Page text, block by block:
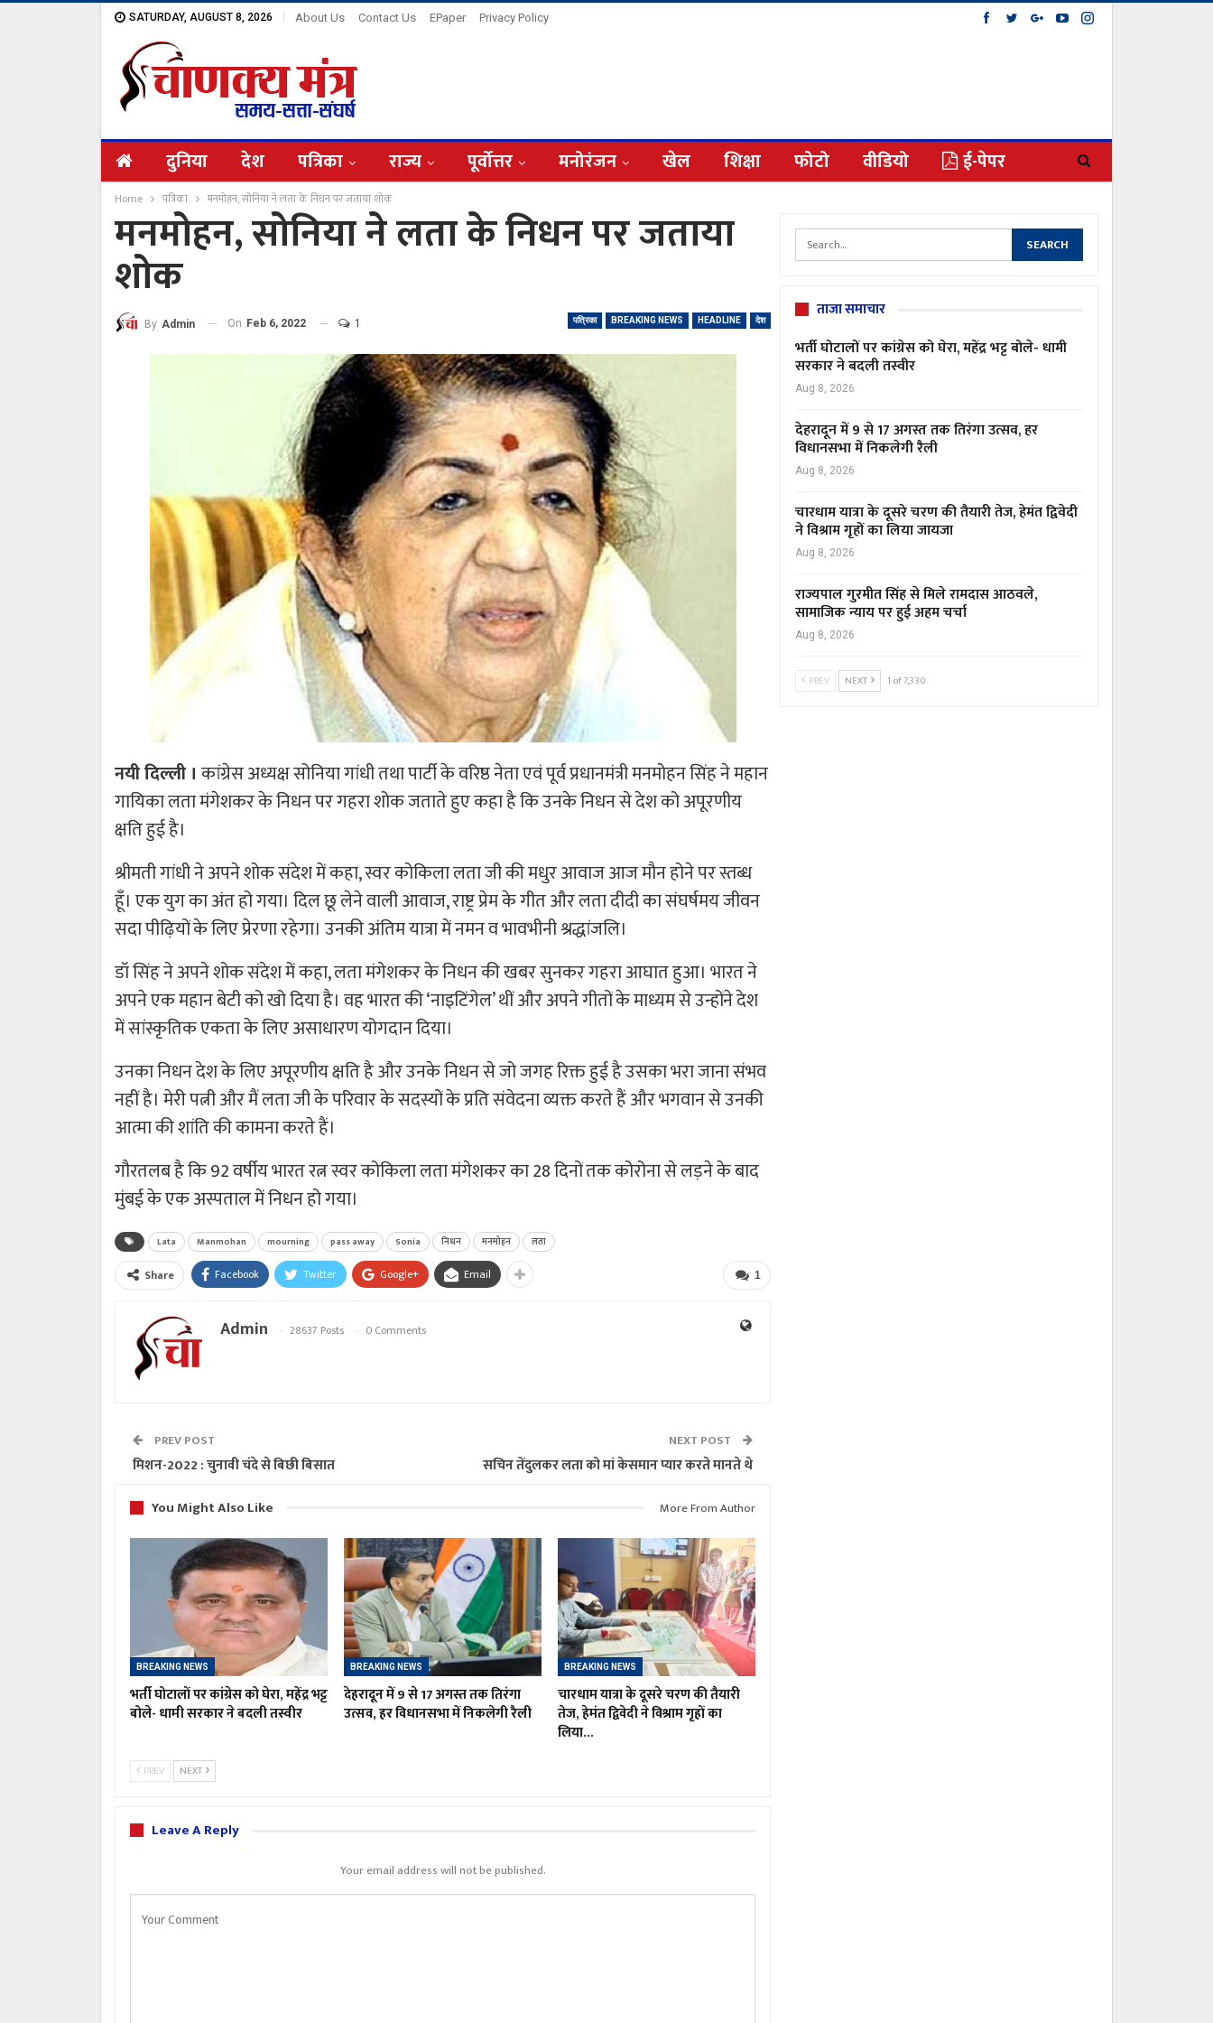
SATURDAY, AUGUST 8, 2026 About Us Contact Us EPaper Privacy Policy
दुनिया देश पत्रिका राज्य पूर्वोत्तर मनोरंजन खेल शिक्षा फोटो वीडियो ई-पेपर
Home पत्रिका मनमोहन, सोनिया ने लता के निधन पर जताया शोक
मनमोहन, सोनिया ने लता के निधन पर जताया
शोक
पत्रिका BREAKING NEWS HEADLINE देश
By Admin On Feb 6, 2022 1
नयी दिल्ली । कांग्रेस अध्यक्ष सोनिया गांधी तथा पार्टी के वरिष्ठ नेता एवं पूर्व प्रधानमंत्री मनमोहन सिंह ने महान
गायिका लता मंगेशकर के निधन पर गहरा शोक जताते हुए कहा है कि उनके निधन से देश को अपूरणीय
क्षति हुई है।
श्रीमती गांधी ने अपने शोक संदेश में कहा, स्वर कोकिला लता जी की मधुर आवाज आज मौन होने पर स्तब्ध
हूँ। एक युग का अंत हो गया। दिल छू लेने वाली आवाज, राष्ट्र प्रेम के गीत और लता दीदी का संघर्षमय जीवन
सदा पीढ़ियों के लिए प्रेरणा रहेगा। उनकी अंतिम यात्रा में नमन व भावभीनी श्रद्धांजलि।
डॉ सिंह ने अपने शोक संदेश में कहा, लता मंगेशकर के निधन की खबर सुनकर गहरा आघात हुआ। भारत ने
अपने एक महान बेटी को खो दिया है। वह भारत की ‘नाइटिंगेल’ थीं और अपने गीतों के माध्यम से उन्होंने देश
में सांस्कृतिक एकता के लिए असाधारण योगदान दिया।
उनका निधन देश के लिए अपूरणीय क्षति है और उनके निधन से जो जगह रिक्त हुई है उसका भरा जाना संभव
नहीं है। मेरी पत्नी और मैं लता जी के परिवार के सदस्यों के प्रति संवेदना व्यक्त करते हैं और भगवान से उनकी
आत्मा की शांति की कामना करते हैं।
गौरतलब है कि 92 वर्षीय भारत रत्न स्वर कोकिला लता मंगेशकर का 28 दिनों तक कोरोना से लड़ने के बाद
मुंबई के एक अस्पताल में निधन हो गया।
Lata Manmohan mourning pass away Sonia निधन मनमोहन लता
1
Share Facebook Twitter Google+ Email
Admin 28637 Posts 0 Comments
PREV POST
मिशन-2022 : चुनावी चंदे से बिछी बिसात
NEXT POST
सचिन तेंदुलकर लता को मां केसमान प्यार करते मानते थे
You Might Also Like
More From Author
BREAKING NEWS
भर्ती घोटालों पर कांग्रेस को घेरा, महेंद्र भट्ट
बोले- धामी सरकार ने बदली तस्वीर
BREAKING NEWS
देहरादून में 9 से 17 अगस्त तक तिरंगा
उत्सव, हर विधानसभा में निकलेगी रैली
BREAKING NEWS
चारधाम यात्रा के दूसरे चरण की तैयारी
तेज, हेमंत द्विवेदी ने विश्राम गृहों का
लिया…
PREV NEXT
Leave A Reply
Your email address will not be published.
ताजा समाचार
भर्ती घोटालों पर कांग्रेस को घेरा, महेंद्र भट्ट बोले- धामी
सरकार ने बदली तस्वीर
Aug 8, 2026
देहरादून में 9 से 17 अगस्त तक तिरंगा उत्सव, हर
विधानसभा में निकलेगी रैली
Aug 8, 2026
चारधाम यात्रा के दूसरे चरण की तैयारी तेज, हेमंत द्विवेदी
ने विश्राम गृहों का लिया जायजा
Aug 8, 2026
राज्यपाल गुरमीत सिंह से मिले रामदास आठवले,
सामाजिक न्याय पर हुई अहम चर्चा
Aug 8, 2026
PREV NEXT 1 of 7,330